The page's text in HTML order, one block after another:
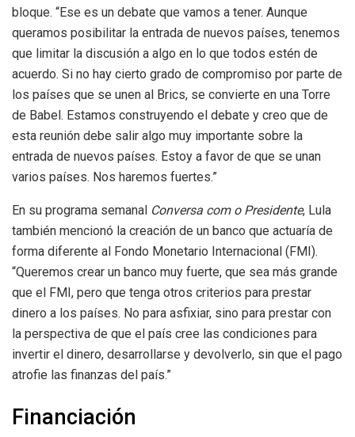
bloque. “Ese es un debate que vamos a tener. Aunque
queramos posibilitar la entrada de nuevos países, tenemos
que limitar la discusión a algo en lo que todos estén de
acuerdo. Si no hay cierto grado de compromiso por parte de
los países que se unen al Brics, se convierte en una Torre
de Babel. Estamos construyendo el debate y creo que de
esta reunión debe salir algo muy importante sobre la
entrada de nuevos países. Estoy a favor de que se unan
varios países. Nos haremos fuertes.”
En su programa semanal Conversa com o Presidente, Lula
también mencionó la creación de un banco que actuaría de
forma diferente al Fondo Monetario Internacional (FMI).
“Queremos crear un banco muy fuerte, que sea más grande
que el FMI, pero que tenga otros criterios para prestar
dinero a los países. No para asfixiar, sino para prestar con
la perspectiva de que el país cree las condiciones para
invertir el dinero, desarrollarse y devolverlo, sin que el pago
atrofie las finanzas del país.”
Financiación